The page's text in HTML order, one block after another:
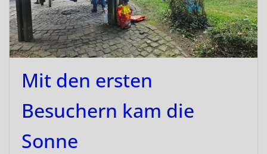
Mit den ersten
Besuchern kam die
Sonne